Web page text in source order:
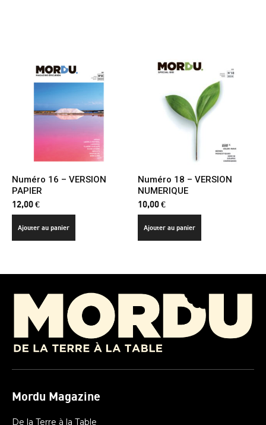
Numéro 16 – VERSION
PAPIER
12,00€
Ajouter au panier
Numéro 18 – VERSION
NUMERIQUE
10,00€
Ajouter au panier
Mordu Magazine
De la Terre à la Table